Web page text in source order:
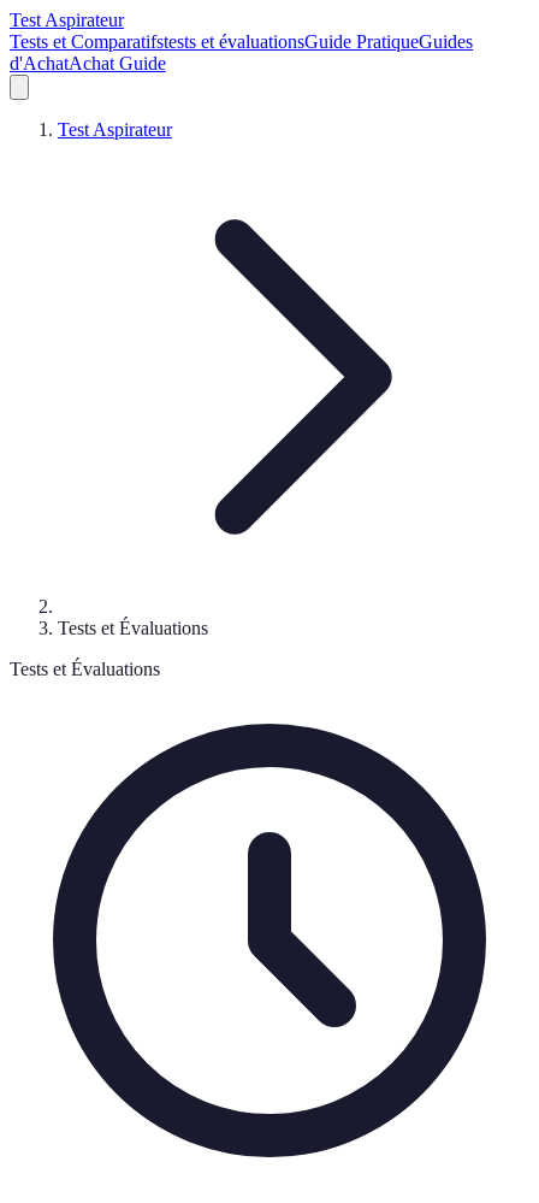
Test Aspirateur
Tests et Comparatifstests et évaluationsGuide PratiqueGuides
d'AchatAchat Guide
Test Aspirateur
Tests et Évaluations
Tests et Évaluations